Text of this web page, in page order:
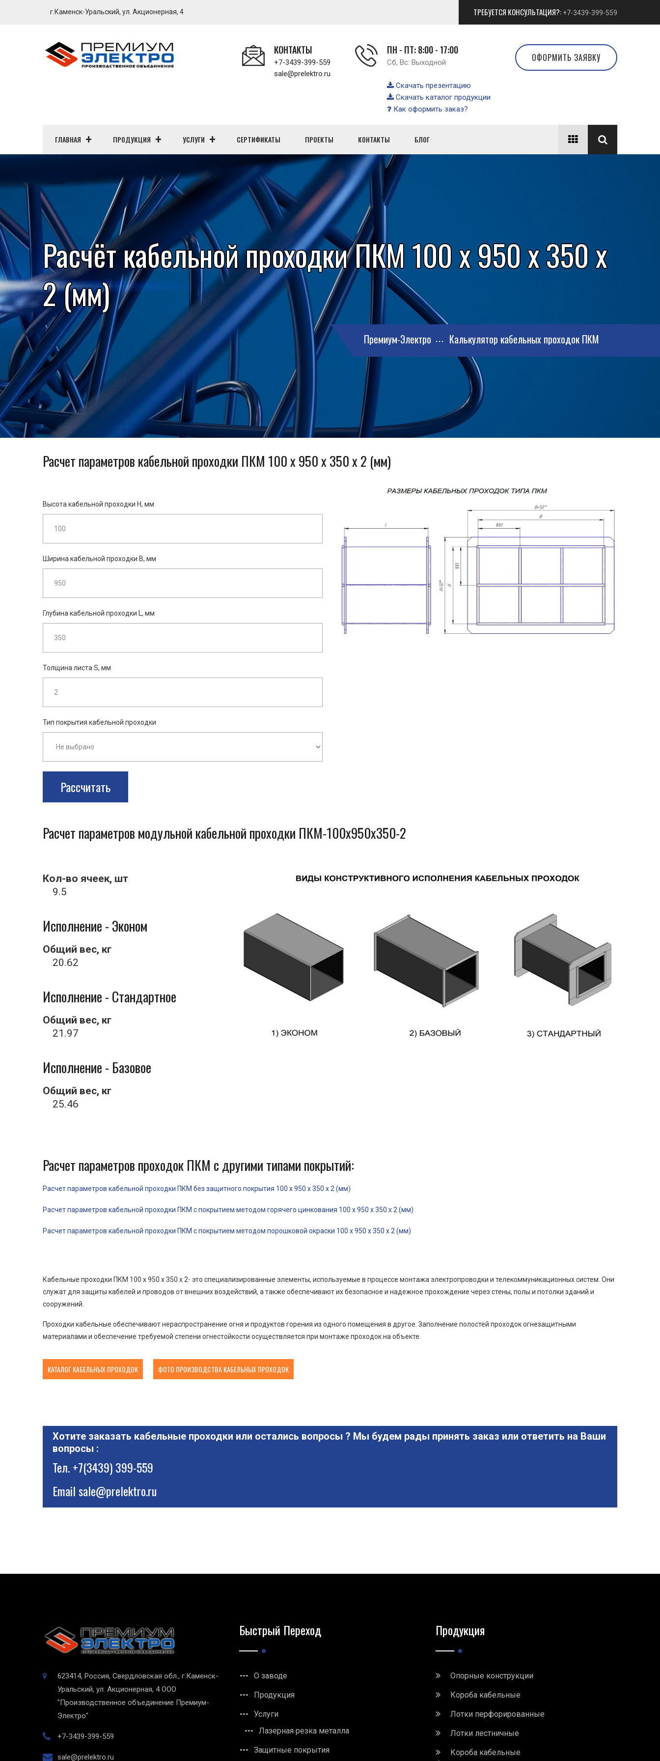
г.Каменск-Уральский, ул. Акционерная, 4 ТРЕБУЕТСЯ КОНСУЛЬТАЦИЯ?: +7-3439-399-559
КОНТАКТЫ
+7-3439-399-559
sale@prelektro.ru
ПН - ПТ: 8:00 - 17:00
Сб, Вс: Выходной
Скачать презентацию
Скачать каталог продукции
Как оформить заказ?
ОФОРМИТЬ ЗАЯВКУ
ГЛАВНАЯ ПРОДУКЦИЯ УСЛУГИ СЕРТИФИКАТЫ ПРОЕКТЫ КОНТАКТЫ БЛОГ
Расчёт кабельной проходки ПКМ 100 x 950 x 350 x
2 (мм)
Премиум-Электро Калькулятор кабельных проходок ПКМ
Расчет параметров кабельной проходки ПКМ 100 x 950 x 350 x 2 (мм)
Высота кабельной проходки H, мм
Ширина кабельной проходки B, мм
Глубина кабельной проходки L, мм
Толщина листа S, мм
Тип покрытия кабельной проходки
Рассчитать
Расчет параметров модульной кабельной проходки ПКМ-100x950x350-2
Кол-во ячеек, шт
9.5
Исполнение - Эконом
Общий вес, кг
20.62
Исполнение - Стандартное
Общий вес, кг
21.97
Исполнение - Базовое
Общий вес, кг
25.46
Расчет параметров проходок ПКМ с другими типами покрытий:
Расчет параметров кабельной проходки ПКМ без защитного покрытия 100 x 950 x 350 x 2 (мм)
Расчет параметров кабельной проходки ПКМ с покрытием методом горячего цинкования 100 x 950 x 350 x 2 (мм)
Расчет параметров кабельной проходки ПКМ с покрытием методом порошковой окраски 100 x 950 x 350 x 2 (мм)
Кабельные проходки ПКМ 100 x 950 x 350 x 2- это специализированные элементы, используемые в процессе монтажа электропроводки и телекоммуникационных систем. Они
служат для защиты кабелей и проводов от внешних воздействий, а также обеспечивают их безопасное и надежное прохождение через стены, полы и потолки зданий и
сооружений.
Проходки кабельные обеспечивают нераспространение огня и продуктов горения из одного помещения в другое. Заполнение полостей проходок огнезащитными
материалами и обеспечение требуемой степени огнестойкости осуществляется при монтаже проходок на объекте.
КАТАЛОГ КАБЕЛЬНЫХ ПРОХОДОК ФОТО ПРОИЗВОДСТВА КАБЕЛЬНЫХ ПРОХОДОК
Хотите заказать кабельные проходки или остались вопросы ? Мы будем рады принять заказ или ответить на Ваши
вопросы :
Тел.+7(3439) 399-559
Emailsale@prelektro.ru
623414, Россия, Свердловская обл., г.Каменск-
Уральский, ул. Акционерная, 4 ООО
"Производственное объединение Премиум-
Электро"
+7-3439-399-559
sale@prelektro.ru
Быстрый Переход
О заводе
Продукция
Услуги
Лазерная резка металла
Защитные покрытия
Продукция
Опорные конструкции
Короба кабельные
Лотки перфорированные
Лотки лестничные
Короба кабельные